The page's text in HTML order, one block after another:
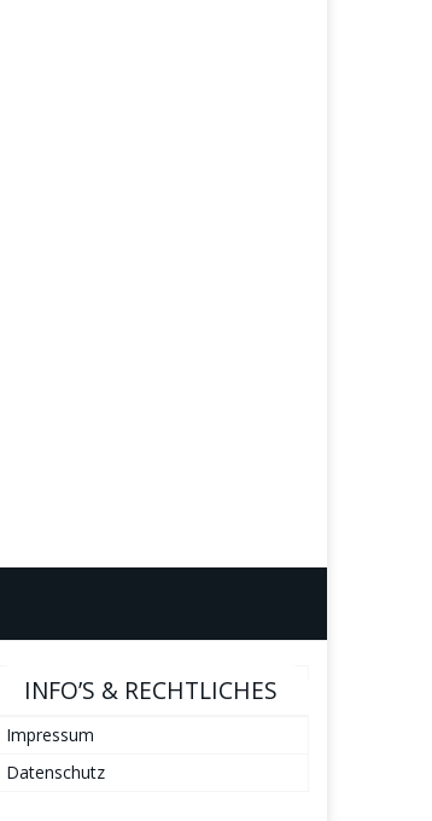
INFO’S & RECHTLICHES
Impressum
Datenschutz